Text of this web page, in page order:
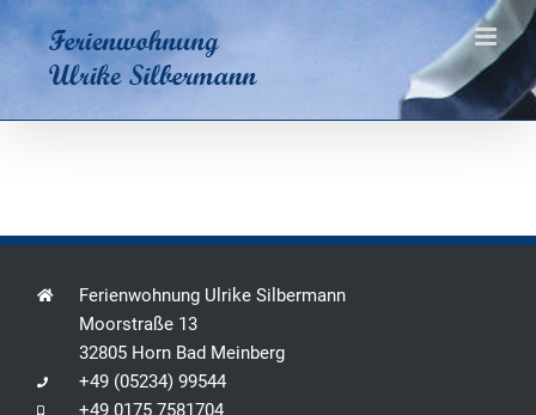
Inhalt
springen
Ferienwohnung Ulrike Silbermann
Moorstraße 13
32805 Horn Bad Meinberg
+49 (05234) 99544
+49 0175 7581704